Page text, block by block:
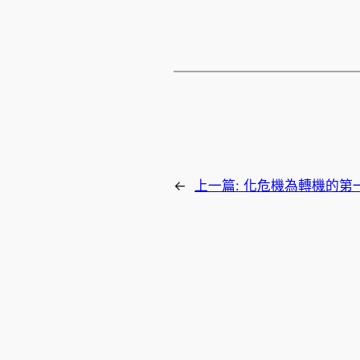
← 上一篇: 化危機為轉機的第